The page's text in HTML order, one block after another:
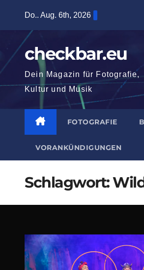
springen
Do.. Aug. 6th, 2026
checkbar.eu
Dein Magazin für Fotografie,
Kultur und Musik
FOTOGRAFIE
VORANKÜNDIGUNGEN
Schlagwort: